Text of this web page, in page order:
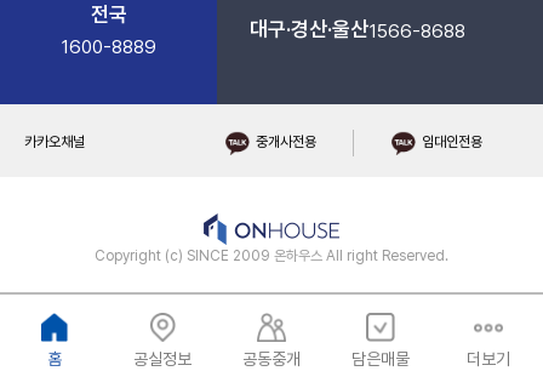
전국
1600-8889
대구·경산·울산1566-8688
카카오채널 중개사전용 임대인전용
Copyright (c) SINCE 2009 온하우스 All right Reserved.
홈 공실정보 공동중개 담은매물 더보기